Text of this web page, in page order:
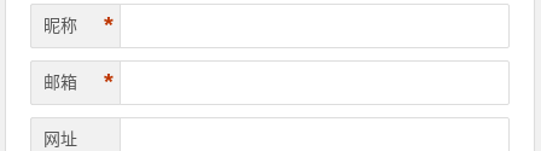
昵称 *
邮箱 *
网址